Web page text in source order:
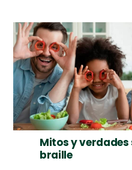
Mitos y verdades
braille